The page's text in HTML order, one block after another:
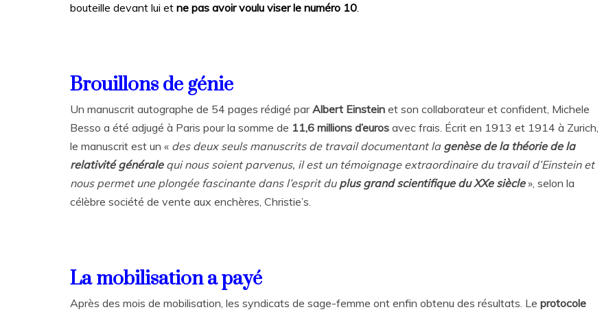
bouteille devant lui et ne pas avoir voulu viser le numéro 10.
Brouillons de génie
Un manuscrit autographe de 54 pages rédigé parAlbert Einstein et son collaborateur et confident, Michele
Besso a été adjugé à Paris pour la somme de 11,6 millions d’euros avec frais. Écrit en 1913 et 1914 à Zurich,
le manuscrit est un « des deux seuls manuscrits de travail documentant la genèse de la théorie de la
relativité généralequi nous soient parvenus, il est un témoignage extraordinaire du travail d’Einstein et
nous permet une plongée fascinante dans l’esprit du plus grand scientifique du XXe siècle», selon la
célèbre société de vente aux enchères, Christie’s.
La mobilisation a payé
Après des mois de mobilisation, les syndicats de sage-femme ont enfin obtenu des résultats. Le protocole